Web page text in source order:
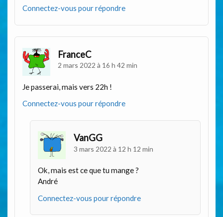
Connectez-vous pour répondre
FranceC
2 mars 2022 à 16 h 42 min
Je passerai, mais vers 22h !
Connectez-vous pour répondre
VanGG
3 mars 2022 à 12 h 12 min
Ok, mais est ce que tu mange ?
André
Connectez-vous pour répondre